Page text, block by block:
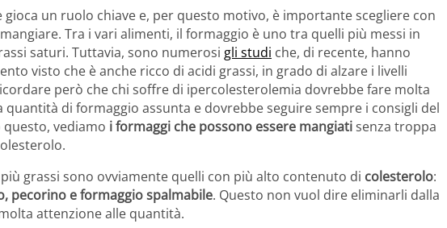
gioca un ruolo chiave e, per questo motivo, è importante scegliere con
Tra i vari alimenti, il formaggio è uno tra quelli più messi in
saturi. Tuttavia, sono numerosi gli studi che, di recente, hanno
visto che è anche ricco di acidi grassi, in grado di alzare i livelli
però che chi soffre di ipercolesterolemia dovrebbe fare molta
quantità di formaggio assunta e dovrebbe seguire sempre i consigli del
vediamo i formaggi che possono essere mangiatisenza troppa
grassi sono ovviamente quelli con più alto contenuto di colesterolo:
pecorino e formaggio spalmabile. Questo non vuol dire eliminarli dalla
attenzione alle quantità.